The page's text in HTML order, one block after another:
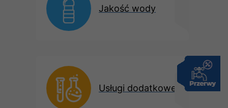
Jakość wody
Usługi dodatkowe